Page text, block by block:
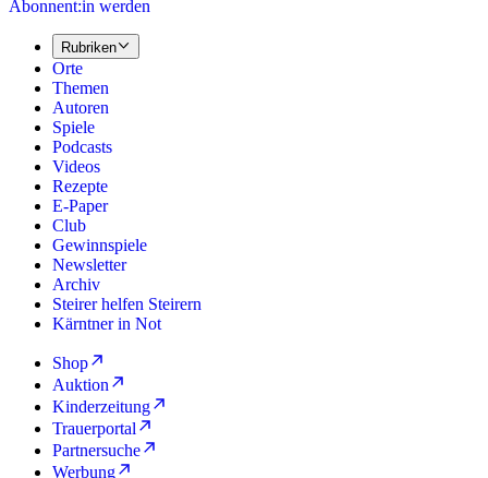
Abonnent:in werden
Rubriken
Orte
Themen
Autoren
Spiele
Podcasts
Videos
Rezepte
E-Paper
Club
Gewinnspiele
Newsletter
Archiv
Steirer helfen Steirern
Kärntner in Not
Shop
Auktion
Kinderzeitung
Trauerportal
Partnersuche
Werbung